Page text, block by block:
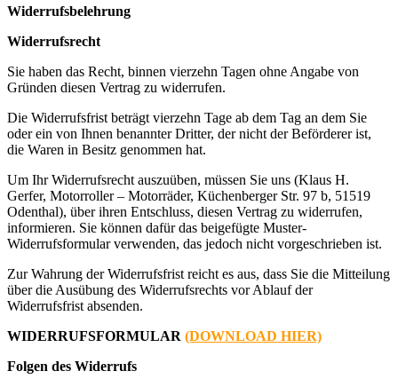
Widerrufsbelehrung
Widerrufsrecht
Sie haben das Recht, binnen vierzehn Tagen ohne Angabe von
Gründen diesen Vertrag zu widerrufen.
Die Widerrufsfrist beträgt vierzehn Tage ab dem Tag an dem Sie
oder ein von Ihnen benannter Dritter, der nicht der Beförderer ist,
die Waren in Besitz genommen hat.
Um Ihr Widerrufsrecht auszuüben, müssen Sie uns (Klaus H.
Gerfer, Motorroller – Motorräder, Küchenberger Str. 97 b, 51519
Odenthal), über ihren Entschluss, diesen Vertrag zu widerrufen,
informieren. Sie können dafür das beigefügte Muster-
Widerrufsformular verwenden, das jedoch nicht vorgeschrieben ist.
Zur Wahrung der Widerrufsfrist reicht es aus, dass Sie die Mitteilung
über die Ausübung des Widerrufsrechts vor Ablauf der
Widerrufsfrist absenden.
WIDERRUFSFORMULAR (DOWNLOAD HIER)
Folgen des Widerrufs